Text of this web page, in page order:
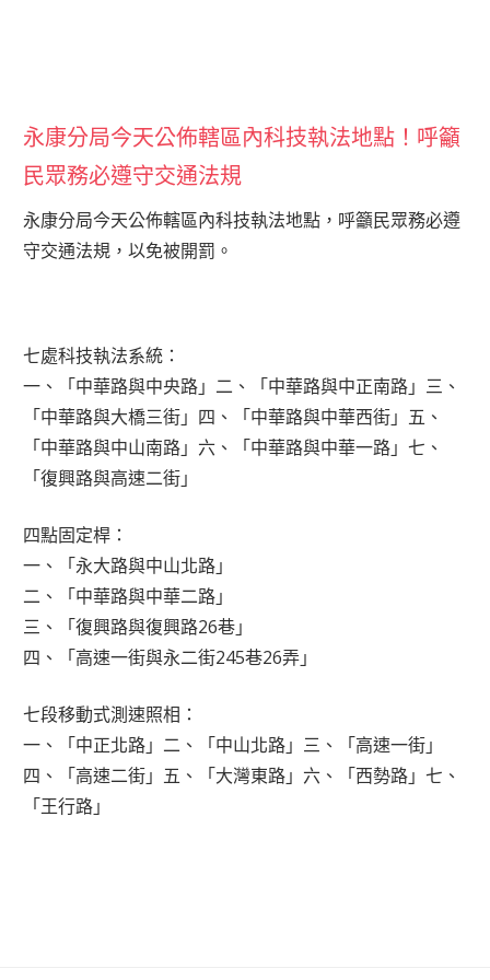
永康分局今天公佈轄區內科技執法地點！呼籲
民眾務必遵守交通法規
永康分局今天公佈轄區內科技執法地點，呼籲民眾務必遵
守交通法規，以免被開罰。
七處科技執法系統：
一、「中華路與中央路」二、「中華路與中正南路」三、
「中華路與大橋三街」四、「中華路與中華西街」五、
「中華路與中山南路」六、「中華路與中華一路」七、
「復興路與高速二街」
四點固定桿：
一、「永大路與中山北路」
二、「中華路與中華二路」
三、「復興路與復興路26巷」
四、「高速一街與永二街245巷26弄」
七段移動式測速照相：
一、「中正北路」二、「中山北路」三、「高速一街」
四、「高速二街」五、「大灣東路」六、「西勢路」七、
「王行路」